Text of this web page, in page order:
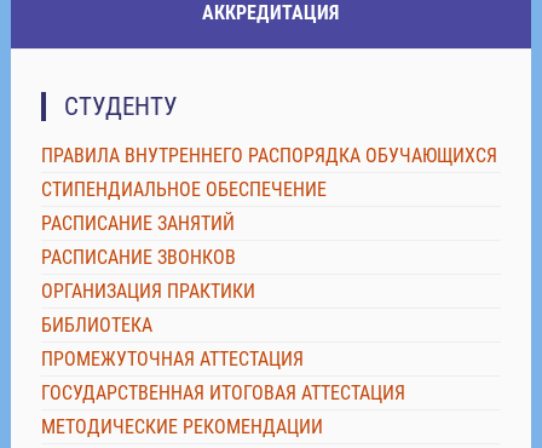
АККРЕДИТАЦИЯ
СТУДЕНТУ
ПРАВИЛА ВНУТРЕННЕГО РАСПОРЯДКА ОБУЧАЮЩИХСЯ
СТИПЕНДИАЛЬНОЕ ОБЕСПЕЧЕНИЕ
РАСПИСАНИЕ ЗАНЯТИЙ
РАСПИСАНИЕ ЗВОНКОВ
ОРГАНИЗАЦИЯ ПРАКТИКИ
БИБЛИОТЕКА
ПРОМЕЖУТОЧНАЯ АТТЕСТАЦИЯ
ГОСУДАРСТВЕННАЯ ИТОГОВАЯ АТТЕСТАЦИЯ
МЕТОДИЧЕСКИЕ РЕКОМЕНДАЦИИ